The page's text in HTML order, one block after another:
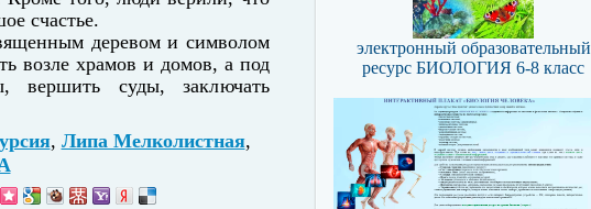
счастье.
деревом и символом
возле храмов и домов, а под
вершить суды, заключать
, Липа Мелколистная,
электронный образовательный
ресурс БИОЛОГИЯ 6-8 класс